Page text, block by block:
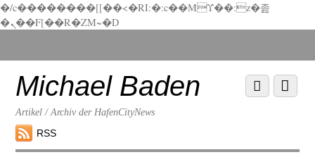
�/c��������[[��<�RI:�:c��MΎ��:z�졾
�ܢ��F[��R�ZM~�D
down
contentMichael Baden
Artikel / Archiv der HafenCityNews
RSS
Menu
Scroll
down